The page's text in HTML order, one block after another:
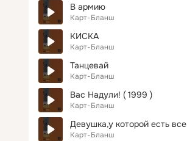
В армию
Карт-Бланш
КИСКА
Карт-Бланш
Танцевай
Карт-Бланш
Вас Надули! ( 1999 )
Карт-Бланш
Девушка,у которой есть все
Карт-Бланш